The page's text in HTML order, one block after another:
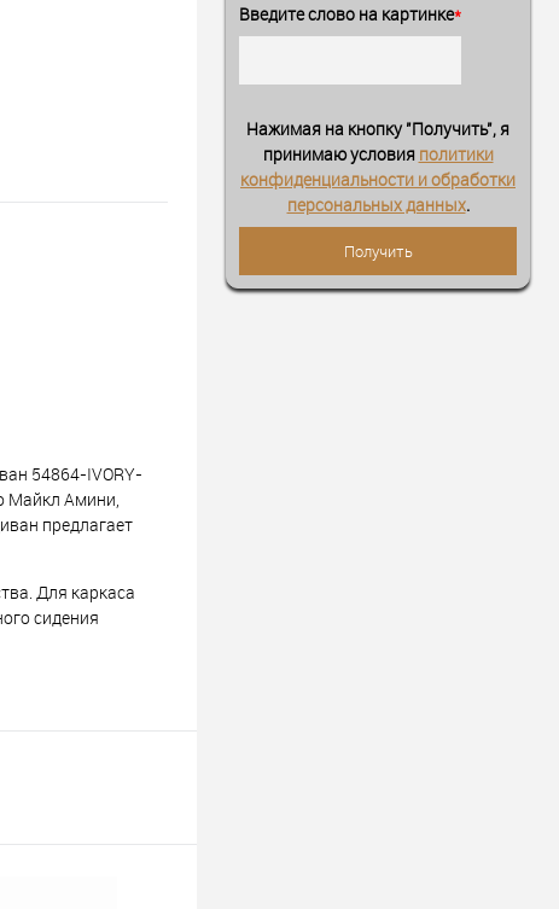
54864-IVORY-
Майкл Амини,
предлагает
Для каркаса
сидения
Введите слово на картинке*
Нажимая на кнопку "Получить", я
принимаю условия политики
конфиденциальности и обработки
персональных данных.